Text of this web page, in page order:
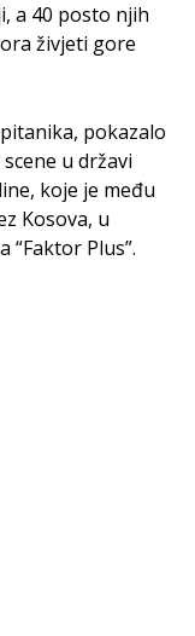
a 40 posto njih
živjeti gore
pokazalo
u državi
koje je među
Kosova, u
Plus”.